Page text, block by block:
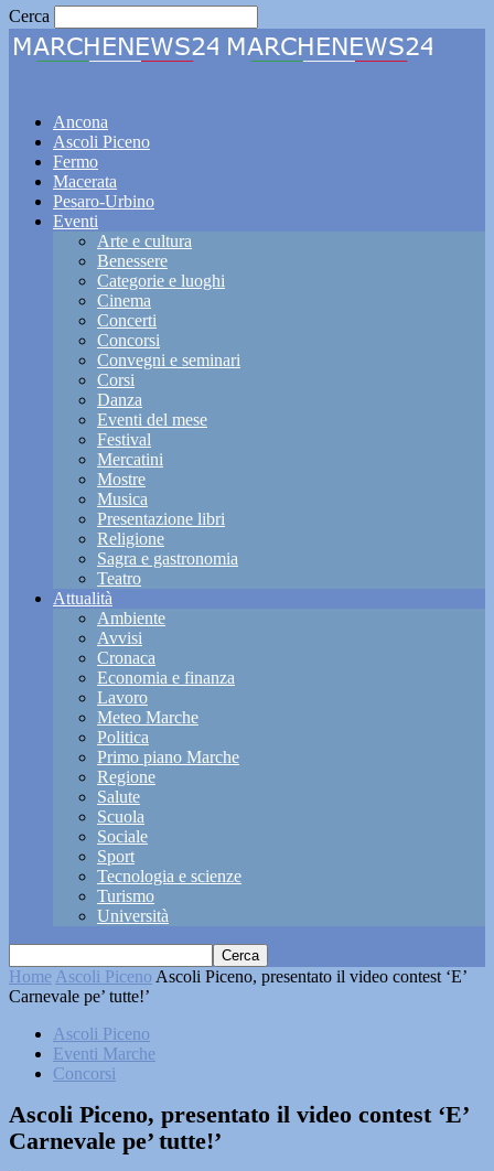
Cerca
Ancona
Ascoli Piceno
Fermo
Macerata
Pesaro-Urbino
Eventi
Arte e cultura
Benessere
Categorie e luoghi
Cinema
Concerti
Concorsi
Convegni e seminari
Corsi
Danza
Eventi del mese
Festival
Mercatini
Mostre
Musica
Presentazione libri
Religione
Sagra e gastronomia
Teatro
Attualità
Ambiente
Avvisi
Cronaca
Economia e finanza
Lavoro
Meteo Marche
Politica
Primo piano Marche
Regione
Salute
Scuola
Sociale
Sport
Tecnologia e scienze
Turismo
Università
Home Ascoli Piceno Ascoli Piceno, presentato il video contest ‘E’
Carnevale pe’ tutte!’
Ascoli Piceno
Eventi Marche
Concorsi
Ascoli Piceno, presentato il video contest ‘E’
Carnevale pe’ tutte!’